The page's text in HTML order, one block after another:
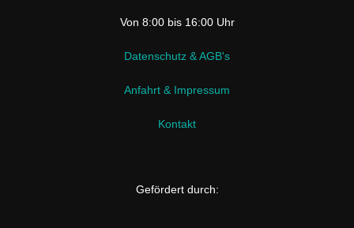
Von 8:00 bis 16:00 Uhr
Datenschutz & AGB's
Anfahrt & Impressum
Kontakt
Gefördert durch: